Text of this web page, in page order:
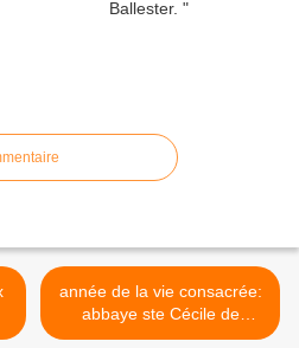
année de la vie consacrée:
abbaye ste Cécile de
Solesmes. >